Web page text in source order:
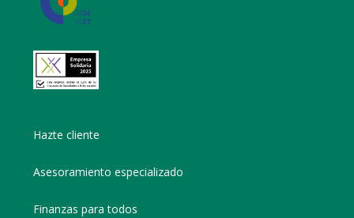
Hazte cliente
Asesoramiento especializado
Finanzas para todos